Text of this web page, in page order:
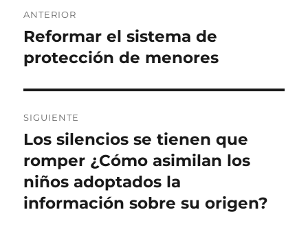
de
entradas
ANTERIOR
Entrada
anterior:
Reformar el sistema de
protección de menores
SIGUIENTE
Entrada
siguiente:
Los silencios se tienen que
romper ¿Cómo asimilan los
niños adoptados la
información sobre su origen?